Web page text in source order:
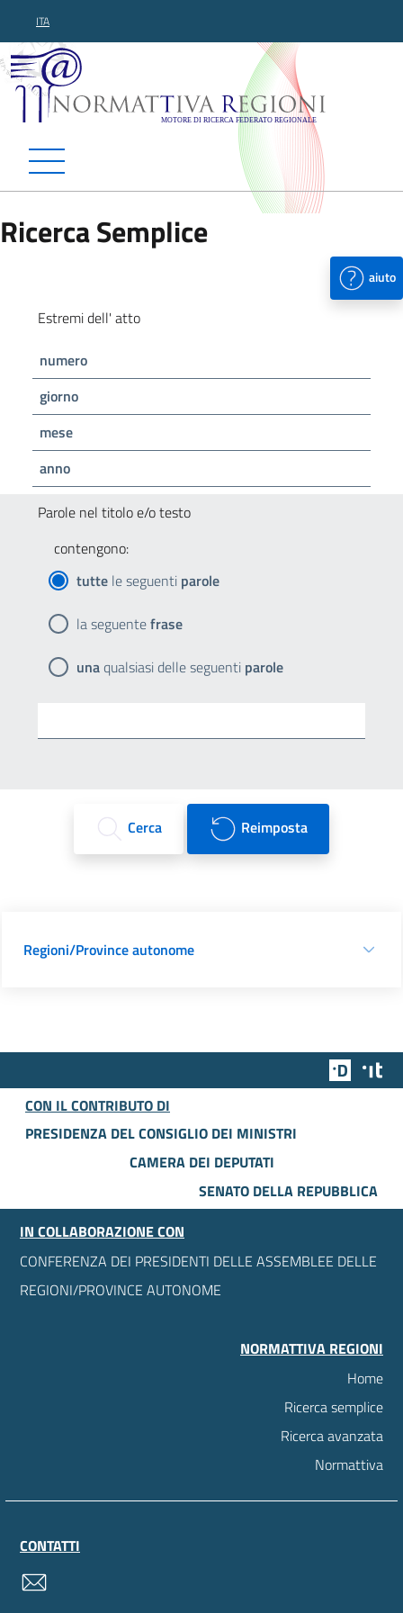
ITA
Normattiva Regioni -
Ricerca Semplice
aiuto
Estremi dell' atto
numero
giorno
mese
anno
Parole nel titolo e/o testo
contengono:
tutte le seguenti parole
la seguentefrase
unaqualsiasi delle seguenti parole
Cerca Reimposta
Regioni/Province autonome
Team
CON IL CONTRIBUTO DI
PRESIDENZA DEL CONSIGLIO DEI MINISTRI
CAMERA DEI DEPUTATI
SENATO DELLA REPUBBLICA
IN COLLABORAZIONE CON
CONFERENZA DEI PRESIDENTI DELLE ASSEMBLEE DELLE
REGIONI/PROVINCE AUTONOME
NORMATTIVA REGIONI
Home
Ricerca semplice
Ricerca avanzata
Normattiva
CONTATTI